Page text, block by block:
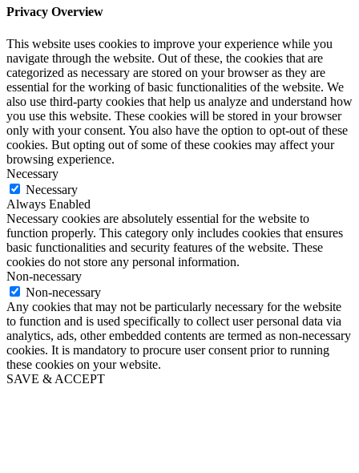
Privacy Overview
This website uses cookies to improve your experience while you
navigate through the website. Out of these, the cookies that are
categorized as necessary are stored on your browser as they are
essential for the working of basic functionalities of the website. We
also use third-party cookies that help us analyze and understand how
you use this website. These cookies will be stored in your browser
only with your consent. You also have the option to opt-out of these
cookies. But opting out of some of these cookies may affect your
browsing experience.
Necessary
Necessary
Always Enabled
Necessary cookies are absolutely essential for the website to
function properly. This category only includes cookies that ensures
basic functionalities and security features of the website. These
cookies do not store any personal information.
Non-necessary
Non-necessary
Any cookies that may not be particularly necessary for the website
to function and is used specifically to collect user personal data via
analytics, ads, other embedded contents are termed as non-necessary
cookies. It is mandatory to procure user consent prior to running
these cookies on your website.
SAVE & ACCEPT